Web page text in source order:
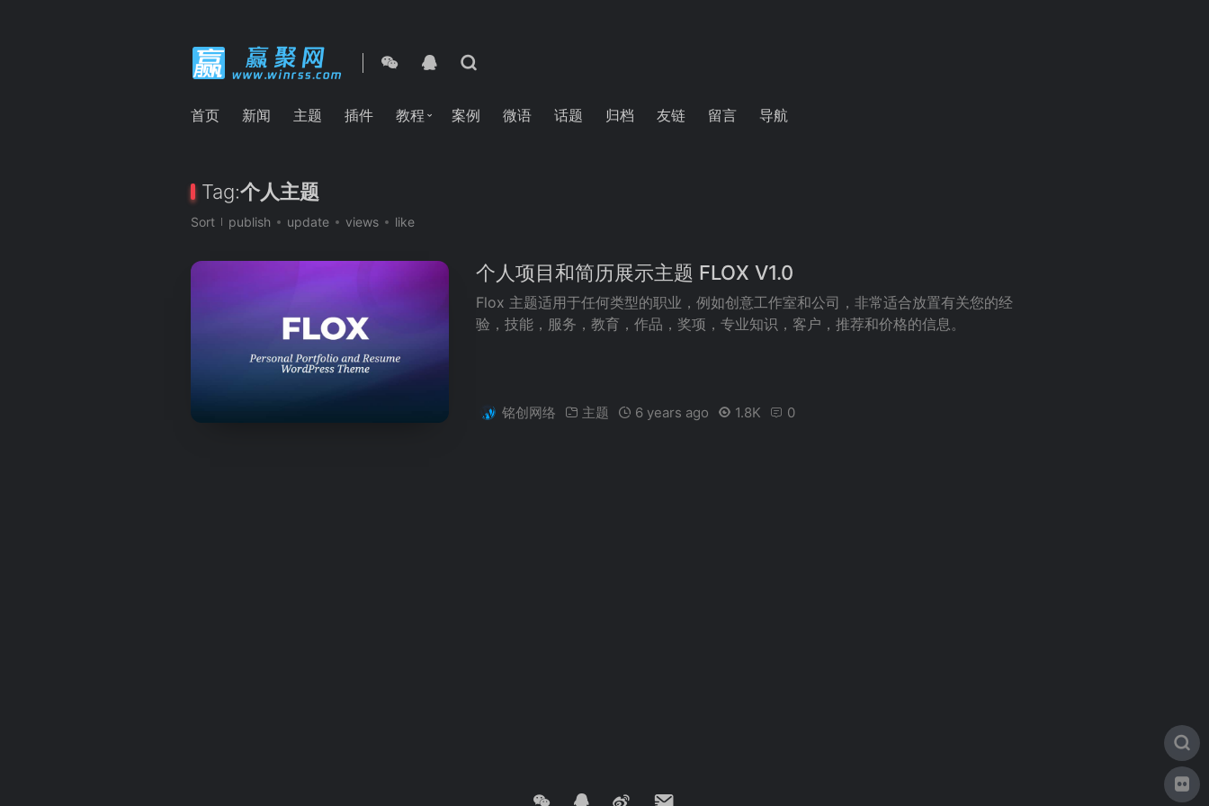
首页 新闻 主题 插件 教程 案例 微语 话题 归档 友链 留言 导航
Tag:个人主题
Sort publish update views like
个人项目和简历展示主题 FLOX V1.0
铭创网络 主题 6 years ago 1.8K 0
Flox 主题适用于任何类型的职业，例如创意工作室和公司，非常适合放置有关您的经
验，技能，服务，教育，作品，奖项，专业知识，客户，推荐和价格的信息。